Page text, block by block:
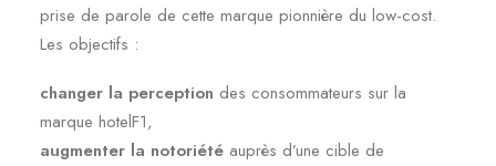
prise de parole de cette marque pionnière du low-cost.
Les objectifs :
changer la perception des consommateurs sur la
marque hotelF1,
augmenter la notoriété auprès d’une cible de